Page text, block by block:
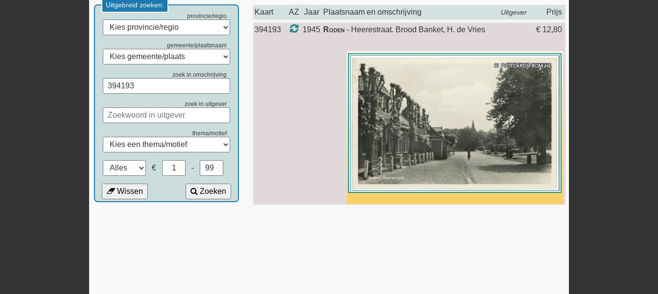
Uitgebreid zoeken:
provincie/regio
gemeente/plaatsnaam
zoek in omschrijving
zoek in uitgever
thema/motief
€ -
Wissen Zoeken
Kaart AZ Jaar Plaatsnaam en omschrijving Uitgever Prijs
394193 1945 Roden - Heerestraat. Brood Banket, H. de Vries € 12,80